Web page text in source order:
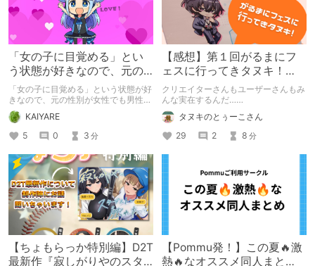
「女の子に目覚める」とい
う状態が好きなので、元の
性別が女性でも男性でも問
題ない話
「女の子に目覚める」という状態が好
きなので、元の性別が女性でも男性で
も問題ない話
KAIYARE
5
0 3 分
【感想】第１回がるまにフ
ェスに行ってきタヌキ！
【レポ】
クリエイターさんもユーザーさんもみ
んな実在するんだ……
タヌキのとぅーこさん
29
2 8 分
【ちょもらっか特別編】D2T
最新作『寂しがりやのスタ
【Pommu発！】この夏🔥激
熱🔥なオススメ同人まと